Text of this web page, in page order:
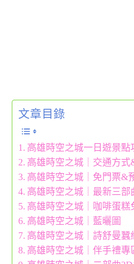
文章目錄
高雄時空之城一日遊景點
高雄時空之城｜交通方式
高雄時空之城｜免門票&
高雄時空之城｜最新三部
高雄時空之城｜咖啡蛋糕
高雄時空之城｜藍曬圖
高雄時空之城｜詩舒曼蠶
高雄時空之城｜伴手禮專